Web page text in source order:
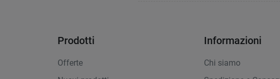
Prodotti
Offerte
Informazioni
Chi siamo